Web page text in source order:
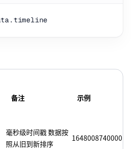
备注 示例
毫秒级时间戳 数据按
照从旧到新排序
1648008740000